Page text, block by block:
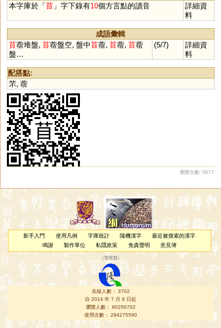
本字庫於「苜」字下錄有10個方言點的讀音
詳細資
料
成語彙輯
苜蓿堆盤, 苜蓿盤空, 盤中苜蓿, 苜蓿, 苜蓿
盤…
(5/7)
詳細資
料
配搭點:
芣, 蓿
瀏覽次數: 5677
新手入門 使用凡例 字庫統計 隨機漢字
最近被搜索的漢字
鳴謝
製作單位 私隱政策 免責聲明 意見簿
（管理員 ）
在線人數： 3702
自 2014 年 7 月 8 日起
瀏覽人數： 80256702
使用次數： 294275590